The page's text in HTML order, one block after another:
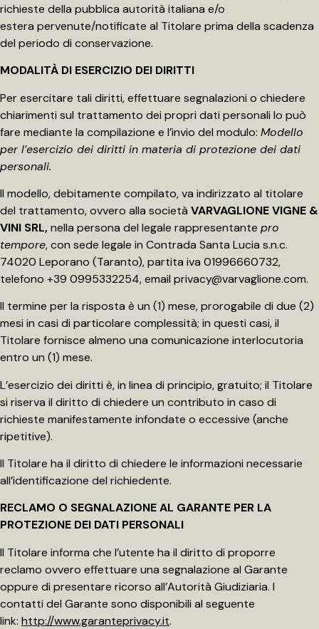
richieste della pubblica autorità italiana e/o
estera pervenute/notificate al Titolare prima della scadenza
del periodo di conservazione.
MODALITÀ DI ESERCIZIO DEI DIRITTI
Per esercitare tali diritti, effettuare segnalazioni o chiedere
chiarimenti sul trattamento dei propri dati personali lo può
fare mediante la compilazione e l’invio del modulo: Modello
per l’esercizio dei diritti in materia di protezione dei dati
personali.
Il modello, debitamente compilato, va indirizzato al titolare
del trattamento, ovvero alla società VARVAGLIONE VIGNE &
VINI SRL,nella persona del legale rappresentante pro
tempore, con sede legale in Contrada Santa Lucia s.n.c.
74020 Leporano (Taranto), partita iva 01996660732,
telefono +39 0995332254, email privacy@varvaglione.com.
Il termine per la risposta è un (1) mese, prorogabile di due (2)
mesi in casi di particolare complessità; in questi casi, il
Titolare fornisce almeno una comunicazione interlocutoria
entro un (1) mese.
L’esercizio dei diritti è, in linea di principio, gratuito; il Titolare
si riserva il diritto di chiedere un contributo in caso di
richieste manifestamente infondate o eccessive (anche
ripetitive).
Il Titolare ha il diritto di chiedere le informazioni necessarie
all’identificazione del richiedente.
RECLAMO O SEGNALAZIONE AL GARANTE PER LA
PROTEZIONE DEI DATI PERSONALI
Il Titolare informa che l’utente ha il diritto di proporre
reclamo ovvero effettuare una segnalazione al Garante
oppure di presentare ricorso all’Autorità Giudiziaria. I
contatti del Garante sono disponibili al seguente
link: http://www.garanteprivacy.it.